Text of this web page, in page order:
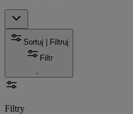
Sortuj | Filtruj
Filtr
Filtry